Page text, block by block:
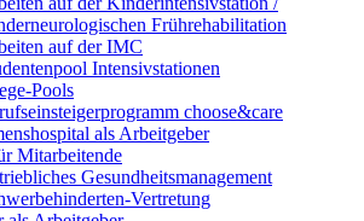
Frührehabilitation
auf der IMC
Intensivstationen
Pools
choose&care
als Arbeitgeber
Mitarbeitende
Gesundheitsmanagement
Vertretung